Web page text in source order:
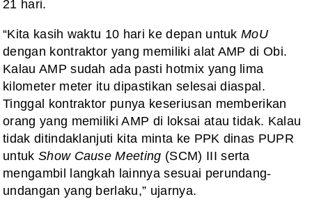
21 hari.
“Kita kasih waktu 10 hari ke depan untukMoU
dengan kontraktor yang memiliki alat AMP di Obi.
Kalau AMP sudah ada pasti hotmix yang lima
kilometer meter itu dipastikan selesai diaspal.
Tinggal kontraktor punya keseriusan memberikan
orang yang memiliki AMP di loksai atau tidak. Kalau
tidak ditindaklanjuti kita minta ke PPK dinas PUPR
untuk Show Cause Meeting (SCM) III serta
mengambil langkah lainnya sesuai perundang-
undangan yang berlaku,” ujarnya.